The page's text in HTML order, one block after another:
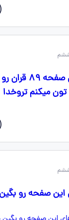
ششم
سلام لطفا
میکنم تروخدا
ششم
این صفحه رو